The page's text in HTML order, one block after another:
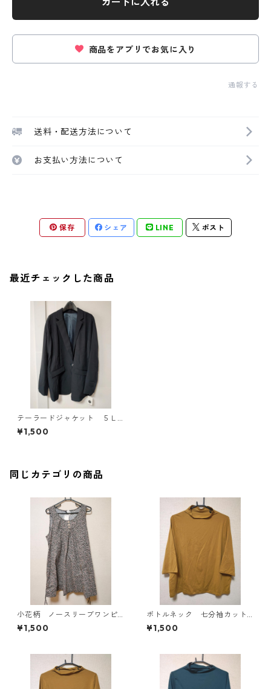
商品をアプリでお気に入り
通報する
送料・配送方法について
お支払い方法について
保存 シェア LINE ポスト
最近チェックした商品
テーラードジャケット ５Ｌ
ＴＴ ネイビー KAE-4702
¥1,500
同じカテゴリの商品
小花柄 ノースリーブワンピ
ース ４Ｌ ブラック KAE-
4819
¥1,500
ボトルネック 七分袖カット
ソー ４Ｌ マスタード KA
E-4818
¥1,500